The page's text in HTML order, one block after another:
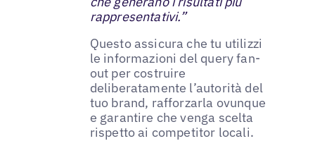
rappresentativi.”
Questo assicura che tu utilizzi
le informazioni del query fan-
out per costruire
deliberatamente l’autorità del
tuo brand, rafforzarla ovunque
e garantire che venga scelta
rispetto ai competitor locali.